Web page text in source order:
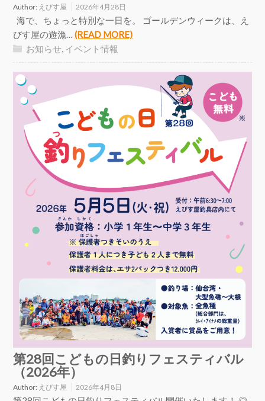
Author: えびす屋 2026年4月28日
海で、ちょっと特別な一日を。 ゴールデンウィークは、え
びす屋の遊漁…(READ MORE)
お知らせ, イベント情報
第28回こどもの日釣りフェスティバル
（2026年）
Author: えびす屋 2026年4月8日